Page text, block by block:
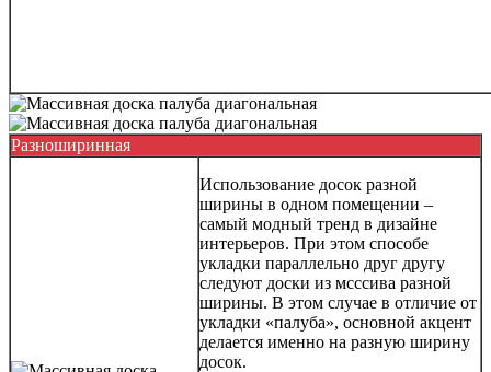
Разноширинная
Использование досок разной
ширины в одном помещении –
самый модный тренд в дизайне
интерьеров. При этом способе
укладки параллельно друг другу
следуют доски из мсссива разной
ширины. В этом случае в отличие от
укладки «палуба», основной акцент
делается именно на разную ширину
досок.